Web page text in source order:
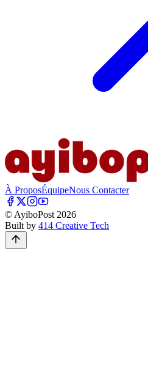
À ProposÉquipeNous Contacter
© AyiboPost 2026
Built by 414 Creative Tech